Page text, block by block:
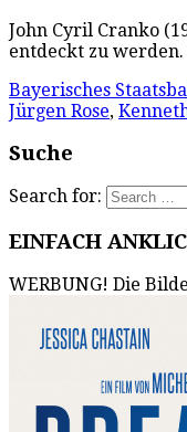
John Cyril Cranko
entdeckt zu
Bayerisches
Jürgen Rose,
Suche
Search for:
EINFACH
WERBUNG! Die